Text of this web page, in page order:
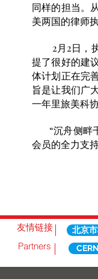
同样的担当。
美两国的律师
2月2日，执
提了很好的建
体计划正在完
旨是让我们广
一年里旅美科
“沉舟侧畔千
会员的全力支
友情链接
Partners
北京
CERN